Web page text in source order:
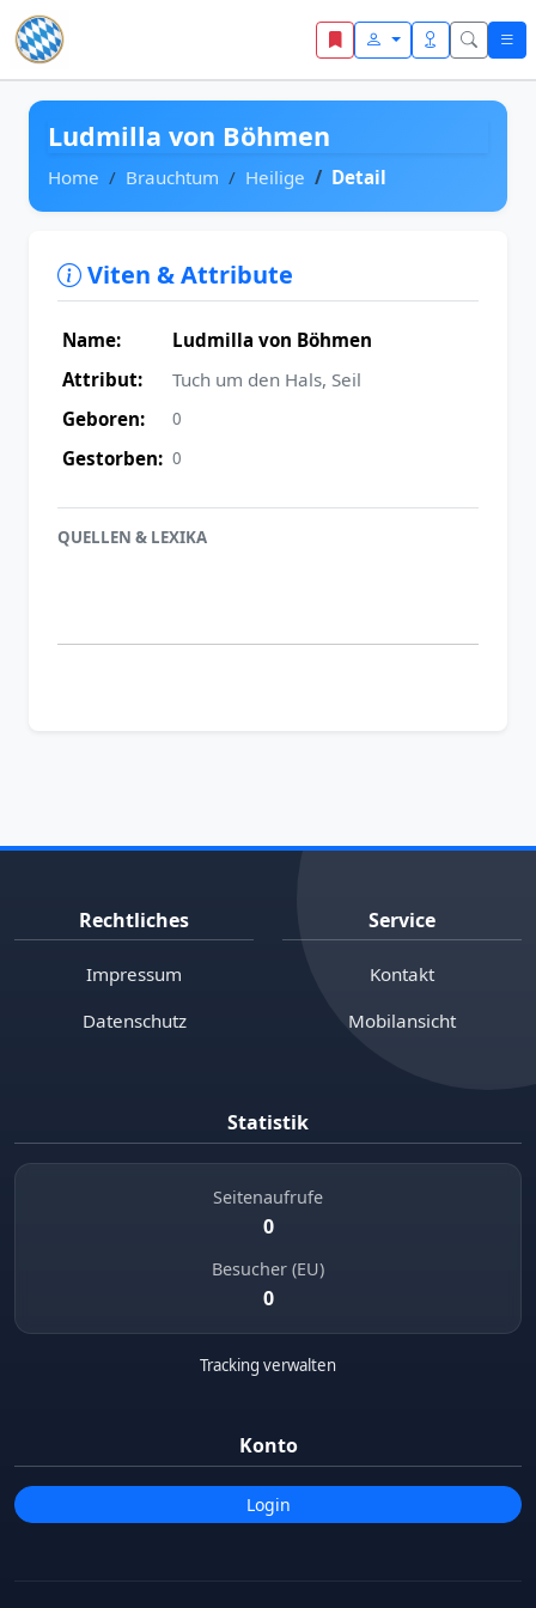
Zum Inhalt springen
Ludmilla von Böhmen
Home Brauchtum Heilige Detail
Viten & Attribute
Name:
Ludmilla von Böhmen
Attribut:
Tuch um den Hals, Seil
Geboren:
0
Gestorben: 0
QUELLEN & LEXIKA
Rechtliches
Impressum
Datenschutz
Service
Kontakt
Mobilansicht
Statistik
Seitenaufrufe
0
Besucher (EU)
0
Tracking verwalten
Konto
Login